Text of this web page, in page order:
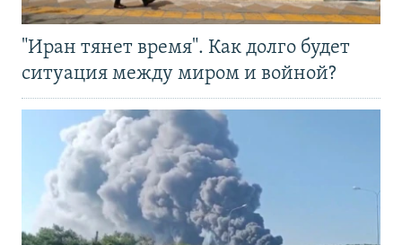
"Иран тянет время". Как долго будет
ситуация между миром и войной?